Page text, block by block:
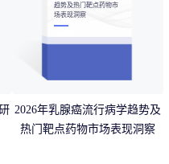
趋势及热门靶点药物市
场表现洞察
2026年乳腺癌流行病学趋势及
热门靶点药物市场表现洞察